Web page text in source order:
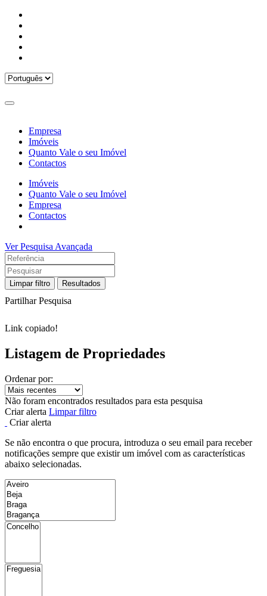
Empresa
Imóveis
Quanto Vale o seu Imóvel
Contactos
Imóveis
Quanto Vale o seu Imóvel
Empresa
Contactos
Ver Pesquisa Avançada
Limpar filtro Resultados
Partilhar Pesquisa
Link copiado!
Listagem de Propriedades
Ordenar por:
Não foram encontrados resultados para esta pesquisa
Criar alerta Limpar filtro
Criar alerta
Se não encontra o que procura, introduza o seu email para receber
notificações sempre que existir um imóvel com as características
abaixo selecionadas.